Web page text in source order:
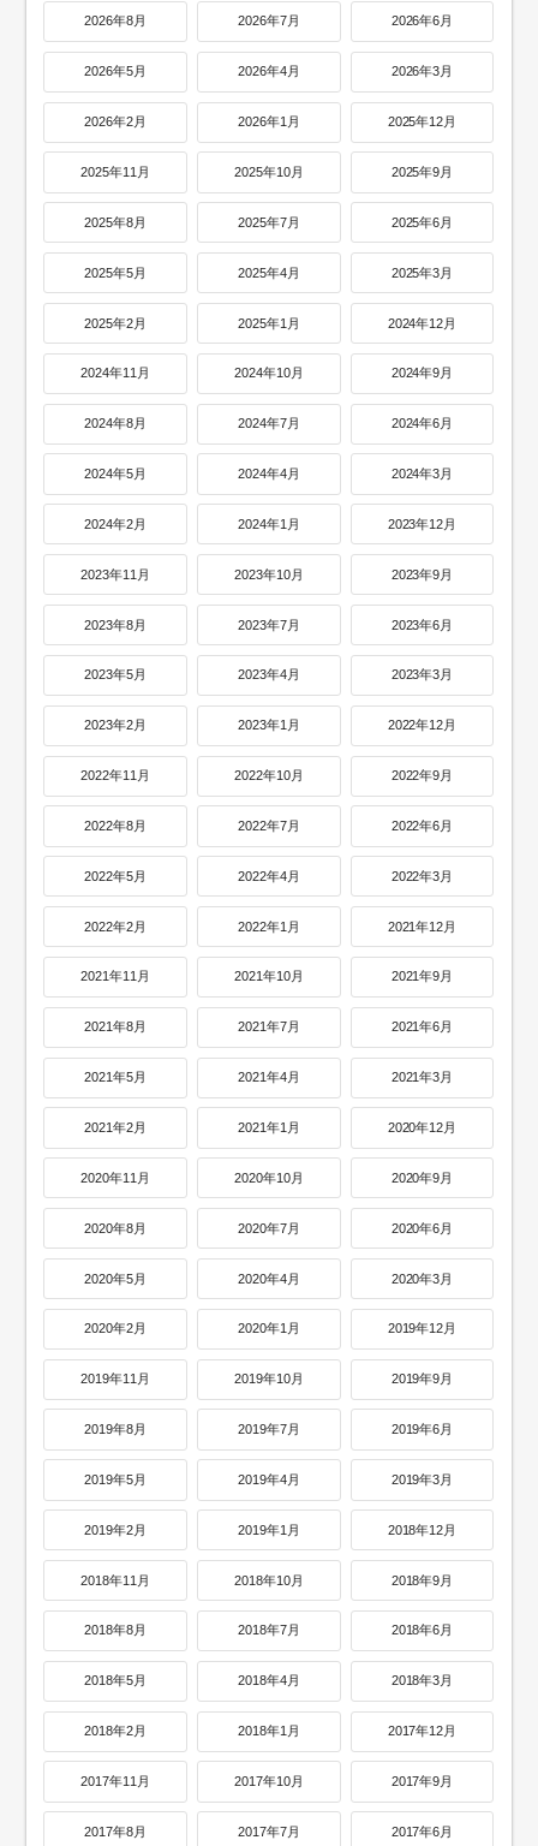
2026年8月 2026年7月 2026年6月
2026年5月 2026年4月 2026年3月
2026年2月 2026年1月 2025年12月
2025年11月 2025年10月 2025年9月
2025年8月 2025年7月 2025年6月
2025年5月 2025年4月 2025年3月
2025年2月 2025年1月 2024年12月
2024年11月 2024年10月 2024年9月
2024年8月 2024年7月 2024年6月
2024年5月 2024年4月 2024年3月
2024年2月 2024年1月 2023年12月
2023年11月 2023年10月 2023年9月
2023年8月 2023年7月 2023年6月
2023年5月 2023年4月 2023年3月
2023年2月 2023年1月 2022年12月
2022年11月 2022年10月 2022年9月
2022年8月 2022年7月 2022年6月
2022年5月 2022年4月 2022年3月
2022年2月 2022年1月 2021年12月
2021年11月 2021年10月 2021年9月
2021年8月 2021年7月 2021年6月
2021年5月 2021年4月 2021年3月
2021年2月 2021年1月 2020年12月
2020年11月 2020年10月 2020年9月
2020年8月 2020年7月 2020年6月
2020年5月 2020年4月 2020年3月
2020年2月 2020年1月 2019年12月
2019年11月 2019年10月 2019年9月
2019年8月 2019年7月 2019年6月
2019年5月 2019年4月 2019年3月
2019年2月 2019年1月 2018年12月
2018年11月 2018年10月 2018年9月
2018年8月 2018年7月 2018年6月
2018年5月 2018年4月 2018年3月
2018年2月 2018年1月 2017年12月
2017年11月 2017年10月 2017年9月
2017年8月 2017年7月 2017年6月